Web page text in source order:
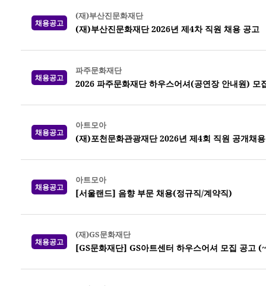
채용공고
(재)부산진문화재단
(재)부산진문화재단 2026년 제4차 직원 채용 공고
채용공고
파주문화재단
2026 파주문화재단 하우스어셔(공연장 안내원) 모
채용공고
아트모아
(재)포천문화관광재단 2026년 제4회 직원 공개채
채용공고
아트모아
[서울랜드] 음향 부문 채용(정규직/계약직)
채용공고
(재)GS문화재단
[GS문화재단] GS아트센터 하우스어셔 모집 공고